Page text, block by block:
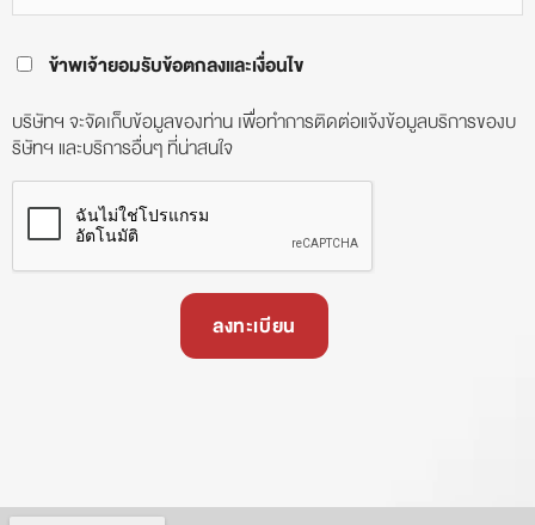
ข้าพเจ้ายอมรับข้อตกลงและเงื่อนไข
บริษัทฯ จะจัดเก็บข้อมูลของท่าน เพื่อทำการติดต่อแจ้งข้อมูลบริการของบ
ริษัทฯ และบริการอื่นๆ ที่น่าสนใจ